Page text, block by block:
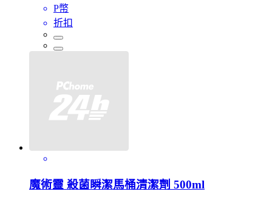
P幣
折扣
魔術靈 殺菌瞬潔馬桶清潔劑 500ml